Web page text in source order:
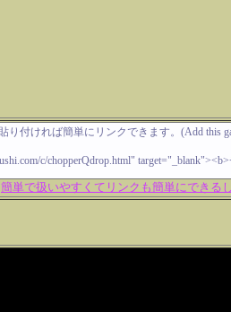
簡単で扱いやすくてリンクも簡単にできる